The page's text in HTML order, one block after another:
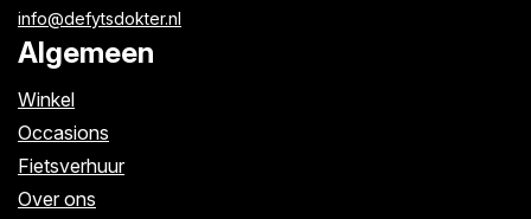
info@defytsdokter.nl
Algemeen
Winkel
Occasions
Fietsverhuur
Over ons